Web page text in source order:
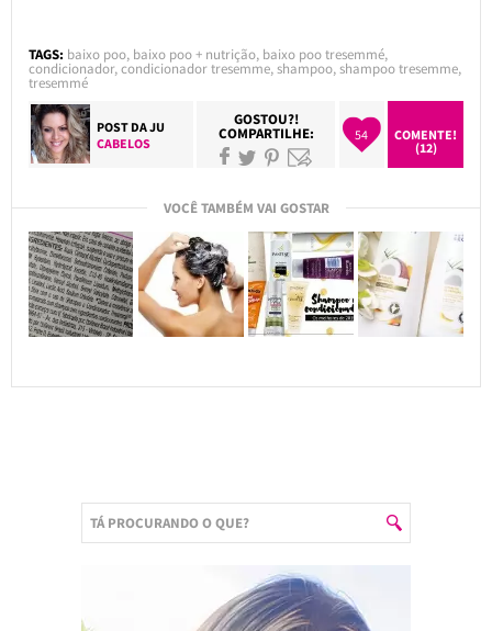
TAGS: baixo poo, baixo poo + nutrição, baixo poo tresemmé,
condicionador,condicionador tresemme,shampoo,shampoo tresemme,
tresemmé
POST DAJU
CABELOS
GOSTOU?!
COMPARTILHE: 54
COMENTE!
(12)
VOCÊ TAMBÉM VAI GOSTAR